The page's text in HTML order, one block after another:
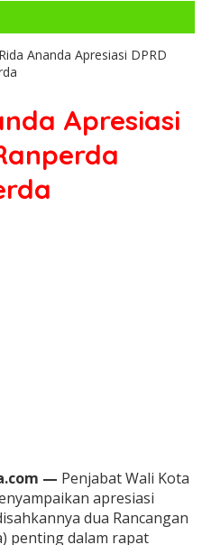
Ananda Apresiasi DPRD
Apresiasi
— Penjabat Wali Kota
apresiasi
dua Rancangan
penting dalam rapat